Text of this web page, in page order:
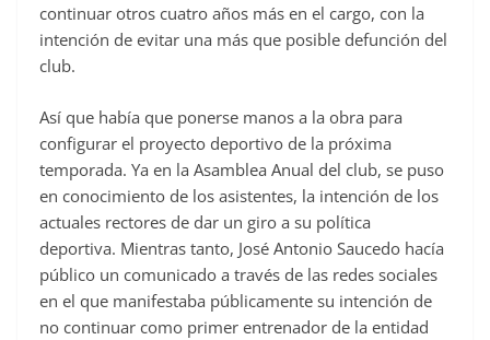
continuar otros cuatro años más en el cargo, con la
intención de evitar una más que posible defunción del
club.
Así que había que ponerse manos a la obra para
configurar el proyecto deportivo de la próxima
temporada. Ya en la Asamblea Anual del club, se puso
en conocimiento de los asistentes, la intención de los
actuales rectores de dar un giro a su política
deportiva. Mientras tanto, José Antonio Saucedo hacía
público un comunicado a través de las redes sociales
en el que manifestaba públicamente su intención de
no continuar como primer entrenador de la entidad